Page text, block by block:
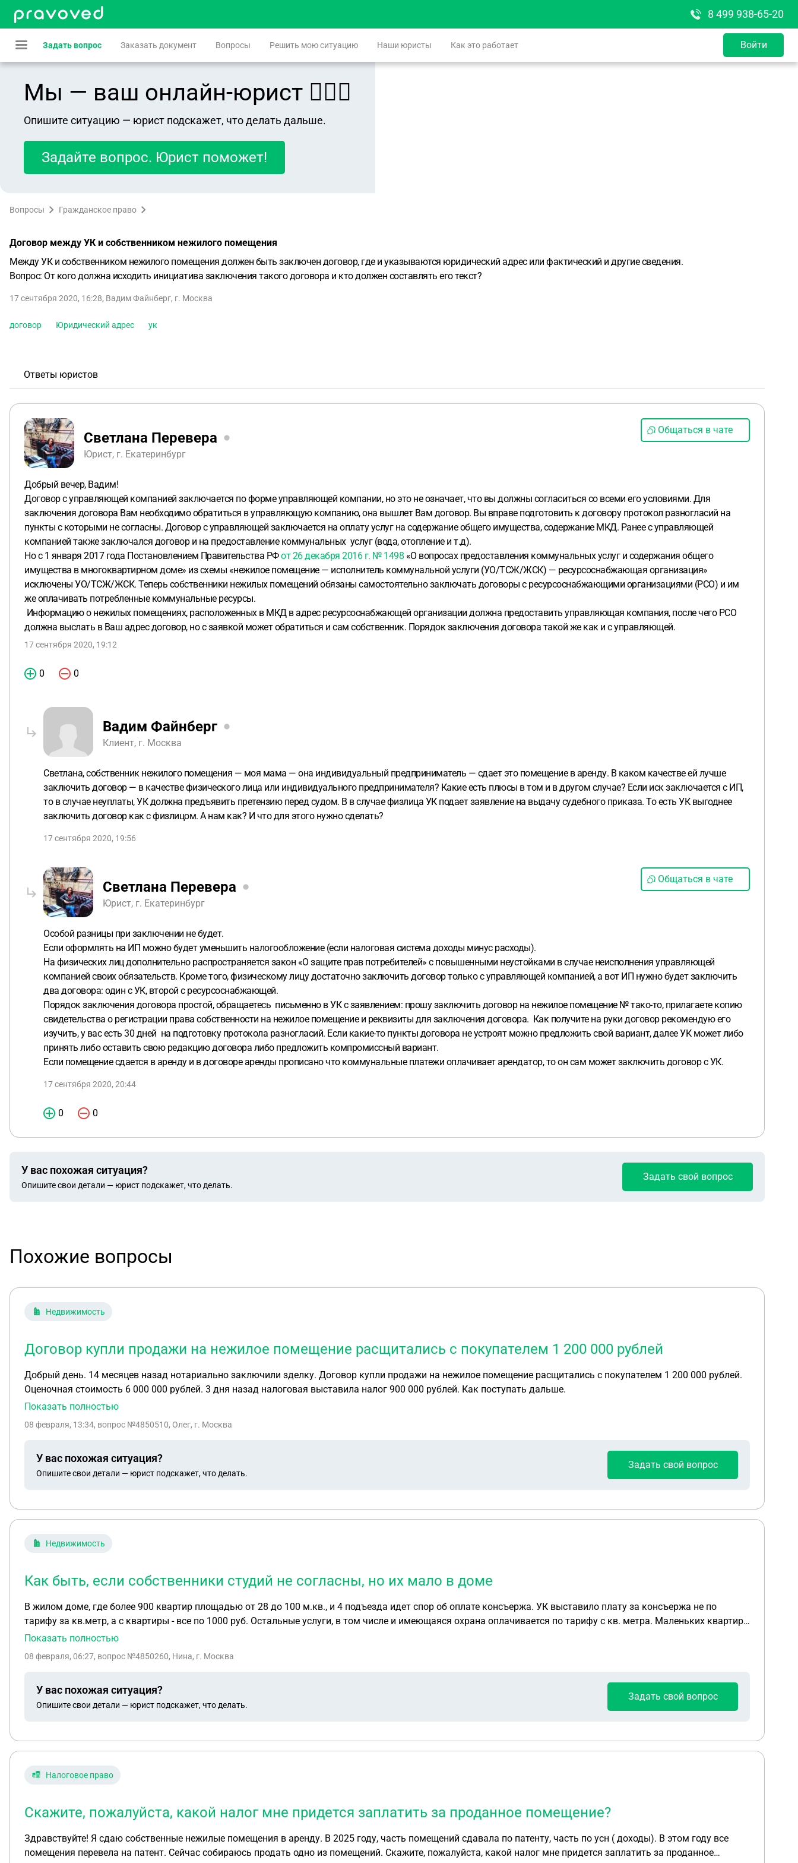
8 499 938-65-20
Задать вопрос Заказать документ Вопросы Решить мою ситуацию Наши юристы Как это работает Войти
Мы — ваш онлайн-юрист 👨🏻‍⚖️
Опишите ситуацию — юрист подскажет, что делать дальше.
Задайте вопрос. Юрист поможет!
Вопросы Гражданское право
Договор между УК и собственником нежилого помещения
Между УК и собственником нежилого помещения должен быть заключен договор, где и указываются юридический адрес или фактический и другие сведения.
Вопрос: От кого должна исходить инициатива заключения такого договора и кто должен составлять его текст?
17 сентября 2020, 16:28, Вадим Файнберг, г. Москва
договор Юридический адрес ук
Ответы юристов
Светлана Перевера
Юрист, г. Екатеринбург
Общаться в чате
Добрый вечер, Вадим!
Договор с управляющей компанией заключается по форме управляющей компании, но это не означает, что вы должны согласиться со всеми его условиями. Для
заключения договора Вам необходимо обратиться в управляющую компанию, она вышлет Вам договор. Вы вправе подготовить к договору протокол разногласий на
пункты с которыми не согласны. Договор с управляющей заключается на оплату услуг на содержание общего имущества, содержание МКД. Ранее с управляющей
компанией также заключался договор и на предоставление коммунальных услуг (вода, отопление и т.д).
Но с 1 января 2017 года Постановлением Правительства РФот 26 декабря 2016 г. № 1498«О вопросах предоставления коммунальных услуг и содержания общего
имущества в многоквартирном доме» из схемы «нежилое помещение — исполнитель коммунальной услуги (УО/ТСЖ/ЖСК) — ресурсоснабжающая организация»
исключены УО/ТСЖ/ЖСК. Теперь собственники нежилых помещений обязаны самостоятельно заключать договоры с ресурсоснабжающими организациями (РСО) и им
же оплачивать потребленные коммунальные ресурсы.
Информацию о нежилых помещениях, расположенных в МКД в адрес ресурсоснабжающей организации должна предоставить управляющая компания, после чего РСО
должна выслать в Ваш адрес договор, но с заявкой может обратиться и сам собственник. Порядок заключения договора такой же как и с управляющей.
17 сентября 2020, 19:12
0 0
Вадим Файнберг
Клиент, г. Москва
Светлана, собственник нежилого помещения — моя мама — она индивидуальный предприниматель — сдает это помещение в аренду. В каком качестве ей лучше
заключить договор — в качестве физического лица или индивидуального предпринимателя? Какие есть плюсы в том и в другом случае? Если иск заключается с ИП,
то в случае неуплаты, УК должна предъявить претензию перед судом. В в случае физлица УК подает заявление на выдачу судебного приказа. То есть УК выгоднее
заключить договор как с физлицом. А нам как? И что для этого нужно сделать?
17 сентября 2020, 19:56
Светлана Перевера
Юрист, г. Екатеринбург
Общаться в чате
Особой разницы при заключении не будет.
Если оформлять на ИП можно будет уменьшить налогообложение (если налоговая система доходы минус расходы).
На физических лиц дополнительно распространяется закон «О защите прав потребителей» с повышенными неустойками в случае неисполнения управляющей
компанией своих обязательств. Кроме того, физическому лицу достаточно заключить договор только с управляющей компанией, а вот ИП нужно будет заключить
два договора: один с УК, второй с ресурсоснабжающей.
Порядок заключения договора простой, обращаетесь письменно в УК с заявлением: прошу заключить договор на нежилое помещение № тако-то, прилагаете копию
свидетельства о регистрации права собственности на нежилое помещение и реквизиты для заключения договора. Как получите на руки договор рекомендую его
изучить, у вас есть 30 дней на подготовку протокола разногласий. Если какие-то пункты договора не устроят можно предложить свой вариант, далее УК может либо
принять либо оставить свою редакцию договора либо предложить компромиссный вариант.
Если помещение сдается в аренду и в договоре аренды прописано что коммунальные платежи оплачивает арендатор, то он сам может заключить договор с УК.
17 сентября 2020, 20:44
0 0
У вас похожая ситуация?
Опишите свои детали — юрист подскажет, что делать.
Задать свой вопрос
Похожие вопросы
Недвижимость
Договор купли продажи на нежилое помещение расщитались с покупателем 1 200 000 рублей
Добрый день. 14 месяцев назад нотариально заключили зделку. Договор купли продажи на нежилое помещение расщитались с покупателем 1 200 000 рублей.
Оценочная стоимость 6 000 000 рублей. 3 дня назад налоговая выставила налог 900 000 рублей. Как поступать дальше.
Показать полностью
08 февраля, 13:34, вопрос №4850510, Олег, г. Москва
У вас похожая ситуация?
Опишите свои детали — юрист подскажет, что делать.
Задать свой вопрос
Недвижимость
Как быть, если собственники студий не согласны, но их мало в доме
В жилом доме, где более 900 квартир площадью от 28 до 100 м.кв., и 4 подъезда идет спор об оплате консъержа. УК выставило плату за консъержа не по
тарифу за кв.метр, а с квартиры - все по 1000 руб. Остальные услуги, в том числе и имеющаяся охрана оплачивается по тарифу с кв. метра. Маленьких квартир
в доме очень мало и собственники маленьких квартир требуют оплату за консъержа за м.кв, а собственники больших квартир топят за уравниловку- все по
покупали не богатые люди. Как быть, если собственники студий не согласны, но их мало в доме. Как поступить по закону?
Показать полностью
08 февраля, 06:27, вопрос №4850260, Нина, г. Москва
У вас похожая ситуация?
Опишите свои детали — юрист подскажет, что делать.
Задать свой вопрос
Налоговое право
Скажите, пожалуйста, какой налог мне придется заплатить за проданное помещение?
Здравствуйте! Я сдаю собственные нежилые помещения в аренду. В 2025 году, часть помещений сдавала по патенту, часть по усн ( доходы). В этом году все
помещения перевела на патент. Сейчас собираюсь продать одно из помещений. Скажите, пожалуйста, какой налог мне придется заплатить за проданное